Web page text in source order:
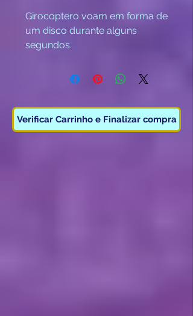
Girocoptero voam em forma de
um disco durante alguns
segundos.
3 unidades.
Verificar Carrinho e Finalizar compra